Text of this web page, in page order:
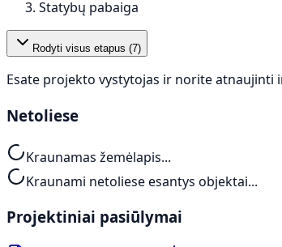
Statybų pabaiga
Rodyti visus etapus (7)
Esate projekto vystytojas ir norite atnaujinti
Netoliese
Kraunamas žemėlapis...
Kraunami netoliese esantys objektai...
Projektiniai pasiūlymai